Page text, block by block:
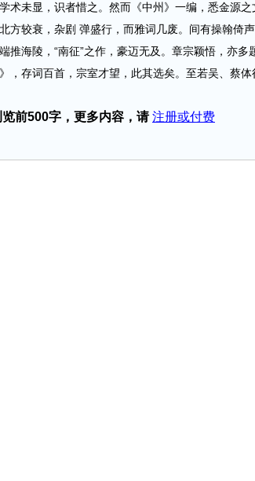
术未显，识者惜之。然而《中州》一编，悉金源
方较衰，杂剧 弹盛行，而雅词几废。间有操翰倚
推海陵，“南征”之作，豪迈无及。章宗颖悟，亦多
，存词百首，宗室才望，此其选矣。至若吴、蔡体
前500字，更多内容，请 注册或付费